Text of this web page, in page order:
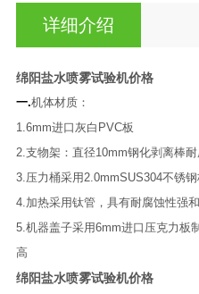
详细介绍
绵阳盐水喷雾试验机价格
一.机体材质：
1.6mm进口灰白
2.支物架：直径10mm钢化剥离棒耐
3.压力桶采用2.0mmSUS304不锈
4.加热采用钛管，具有耐腐蚀性强
5.机器盖子采用6mm进口压克力板
高
绵阳盐水喷雾试验机价格